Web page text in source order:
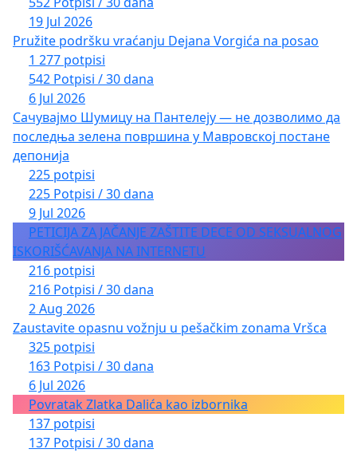
19 Jul 2026
Pružite podršku vraćanju Dejana Vorgića na posao
1 277 potpisi
542 Potpisi / 30 dana
6 Jul 2026
Сачувајмо Шумицу на Пантелеју — не дозволимо да
последња зелена површина у Мавровској постане
депонија
225 potpisi
225 Potpisi / 30 dana
9 Jul 2026
PETICIJA ZA JAČANJE ZAŠTITE DECE OD SEKSUALNOG
ISKORIŠĆAVANJA NA INTERNETU
216 potpisi
216 Potpisi / 30 dana
2 Aug 2026
Zaustavite opasnu vožnju u pešačkim zonama Vršca
325 potpisi
163 Potpisi / 30 dana
6 Jul 2026
Povratak Zlatka Dalića kao izbornika
137 potpisi
137 Potpisi / 30 dana